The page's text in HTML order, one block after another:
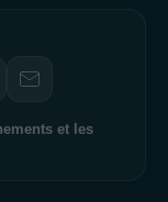
et les